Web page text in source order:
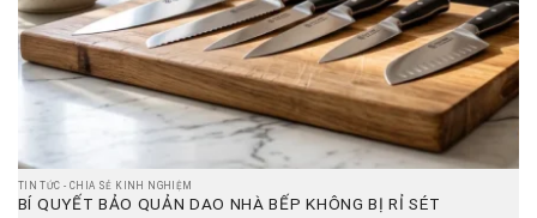
TIN TỨC - CHIA SẺ KINH NGHIỆM
BÍ QUYẾT BẢO QUẢN DAO NHÀ BẾP KHÔNG BỊ RỈ SÉT